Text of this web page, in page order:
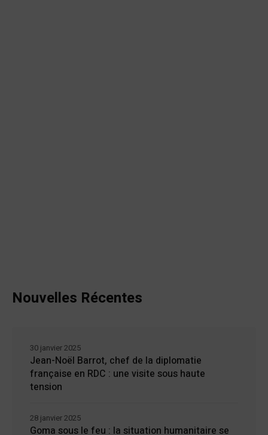
Nouvelles Récentes
Jean-Noël Barrot, chef de la diplomatie
française en RDC : une visite sous haute
tension
30 janvier 2025
Goma sous le feu : la situation humanitaire se
28 janvier 2025